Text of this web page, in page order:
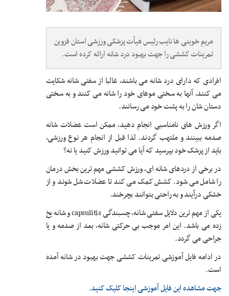
مریم خوینی ها نایب رئیس هیأت پزشکی ورزشی استان قزوین
تمرینات کششی را جهت بهبود درد شانه ارائه کرده است.
افرادی که دارای درد شانه می باشند، غالبا از سفتی شانه شکایت
می کنند، آنها به سختی موهای خود را شانه می کنند و به سختی
دستان شان را به پشت خود می رسانند.
اگر ورزش های نامناسبی انجام دهید، ممکن است عضلات شانه
صدمه ببینند و ملتهب گردند. لذا قبل از انجام هر نوع ورزشی،
باید از پزشک خود بپرسید که آیا می توانید ورزش کنید یا نه؟
در برخی از دردهای شانه ای، ورزش کششی مهم ترین بخش درمان
را شامل می شود. کشش کمک می کند تا عضلات شل شوند و از
خشکی درآیند و به راحتی بتوانند بچرخند.
یکی از مهم ترین دلایل سفتی شانه، چسبندگی capsulitis و شانه یخ
زده می باشد. این امر موجب بی حرکتی شانه، بعد از صدمه و یا
جراحی می گردد.
در ادامه فایل آموزشی تمرینات کششی جهت بهبود در شانه آمده
است.
جهت مشاهده این فایل آموزشی اینجا کلیک کنید.